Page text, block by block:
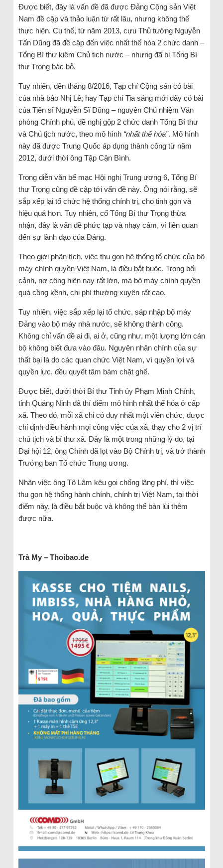
Được biết, đây là vấn đề đã được Đảng Cộng sản Việt
Nam đề cập và thảo luận từ rất lâu, nhưng không thể
thực hiện. Cụ thể, từ năm 2013, cựu Thủ tướng Nguyễn
Tấn Dũng đã đề cập đến việc nhất thể hóa 2 chức danh –
Tổng Bí thư kiêm Chủ tịch nước – nhưng đã bị Tổng Bí
thư Trọng bác bỏ.
Tuy nhiên, đến tháng 8/2016, Tạp chí Cộng sản có bài
của nhà báo Nhị Lê; hay Tạp chí Tia sáng mới đây có bài
của Tiến sĩ Nguyễn Sĩ Dũng – nguyên Chủ nhiệm Văn
phòng Chính phủ, đề nghị gộp 2 chức danh Tổng Bí thư
và Chủ tịch nước, theo mô hình “nhất thể hóa”. Mô hình
này đã được Trung Quốc áp dụng thành công từ năm
2012, dưới thời ông Tập Cận Bình.
Trong diễn văn bế mạc Hội nghị Trung ương 6, Tổng Bí
thư Trọng cũng đề cập tới vấn đề này. Ông nói rằng, sẽ
sắp xếp lại tổ chức hệ thống chính trị, cho tinh gọn và
hiệu quả hơn. Tuy nhiên, cố Tổng Bí thư Trọng thừa
nhận, đây là vấn đề phức tạp và nhạy cảm, vì liên quan
đến sự lãnh đạo của Đảng.
Theo giới phân tích, việc thu gọn hệ thống tổ chức của bộ
máy chính quyền Việt Nam, là điều bắt buộc. Trong bối
cảnh, nợ công hiện nay rất lớn, mà bộ máy chính quyền
quá cồng kềnh, chi phí thường xuyên rất cao.
Tuy nhiên, việc sắp xếp lại tổ chức, sáp nhập bộ máy
Đảng vào bộ máy nhà nước, sẽ không thành công.
Không chỉ vấn đề ai đi, ai ở, cũng như, một lượng lớn cán
bộ không biết đưa vào đâu. Nguyên nhân chính của sự
thất bại là do các quan chức Việt Nam, vì quyền lợi và
quyền lực, đều quyết tâm bám chặt ghế.
Được biết, dưới thời Bí thư Tỉnh ủy Phạm Minh Chính,
tỉnh Quảng Ninh đã thí điểm mô hình nhất thể hóa ở cấp
xã. Theo đó, mỗi xã chỉ có duy nhất một viên chức, được
chỉ định điều hành mọi công việc của xã, thay cho 2 vị trí
chủ tịch và bí thư xã. Đây là một trong những lý do, tại
Đại hội 12, ông Chính đã lọt vào Bộ Chính trị, và trở thành
Trưởng ban Tổ chức Trung ương.
Nhân việc ông Tô Lâm kêu gọi chống lãng phí, thì việc
thu gọn hệ thống hành chính, chính trị Việt Nam, tại thời
điểm này, là điều bắt buộc và không thể bàn lùi thêm
được nữa.
Trà My – Thoibao.de